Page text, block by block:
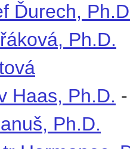
Ďurech,
Ph.D.
Haas, Ph.D.
Ph.D.